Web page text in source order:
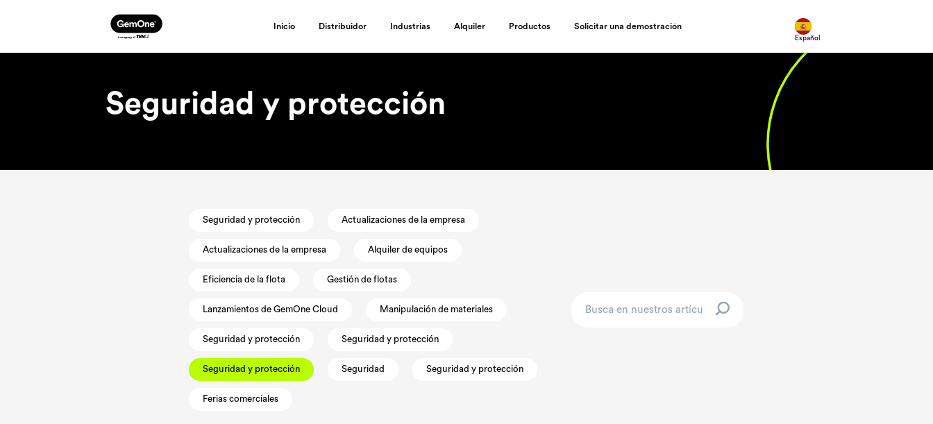
Inicio Distribuidor Industrias Alquiler Productos Solicitar una demostración
Español
Seguridad y protección
Seguridad y protección Actualizaciones de la empresa
Actualizaciones de la empresa Alquiler de equipos
Eficiencia de la flota Gestión de flotas
Lanzamientos de GemOne Cloud Manipulación de materiales
Seguridad y protección Seguridad y protección
Seguridad y protección Seguridad Seguridad y protección
Ferias comerciales